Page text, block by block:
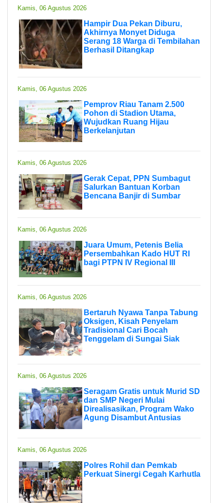
Kamis, 06 Agustus 2026
Hampir Dua Pekan Diburu,
Akhirnya Monyet Diduga
Serang 18 Warga di Tembilahan
Berhasil Ditangkap
Kamis, 06 Agustus 2026
Pemprov Riau Tanam 2.500
Pohon di Stadion Utama,
Wujudkan Ruang Hijau
Berkelanjutan
Kamis, 06 Agustus 2026
Gerak Cepat, PPN Sumbagut
Salurkan Bantuan Korban
Bencana Banjir di Sumbar
Kamis, 06 Agustus 2026
Juara Umum, Petenis Belia
Persembahkan Kado HUT RI
bagi PTPN IV Regional III
Kamis, 06 Agustus 2026
Bertaruh Nyawa Tanpa Tabung
Oksigen, Kisah Penyelam
Tradisional Cari Bocah
Tenggelam di Sungai Siak
Kamis, 06 Agustus 2026
Seragam Gratis untuk Murid SD
dan SMP Negeri Mulai
Direalisasikan, Program Wako
Agung Disambut Antusias
Kamis, 06 Agustus 2026
Polres Rohil dan Pemkab
Perkuat Sinergi Cegah Karhutla